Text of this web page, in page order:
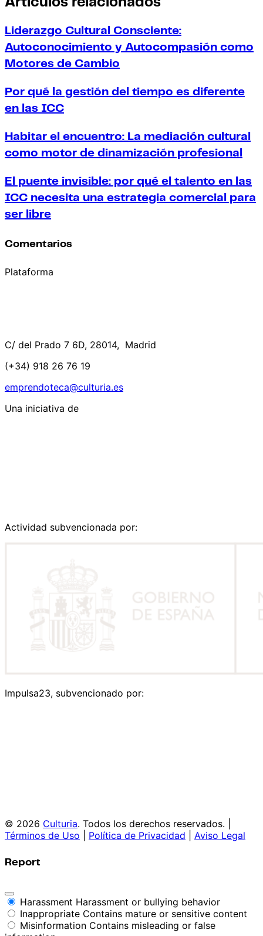
Liderazgo Cultural Consciente:
Autoconocimiento y Autocompasión como
Motores de Cambio
Por qué la gestión del tiempo es diferente
en las ICC
Habitar el encuentro: La mediación cultural
como motor de dinamización profesional
El puente invisible: por qué el talento en las
ICC necesita una estrategia comercial para
ser libre
Comentarios
Plataforma
C/ del Prado 7 6D, 28014, Madrid
(+34) 918 26 76 19
emprendoteca@culturia.es
Una iniciativa de
Actividad subvencionada por:
Impulsa23, subvencionado por:
© 2026 Culturia. Todos los derechos reservados. |
Términos de Uso
Política de Privacidad Aviso Legal
Report
Harassment Harassment or bullying behavior
Inappropriate Contains mature or sensitive content
Misinformation Contains misleading or false